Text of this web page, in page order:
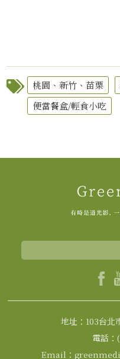
桃園、新竹、苗栗
便當餐盒/輕食小吃
地址：103台北
電話：
Email：